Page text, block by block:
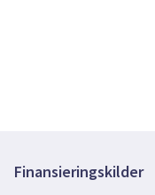
Finansieringskilder